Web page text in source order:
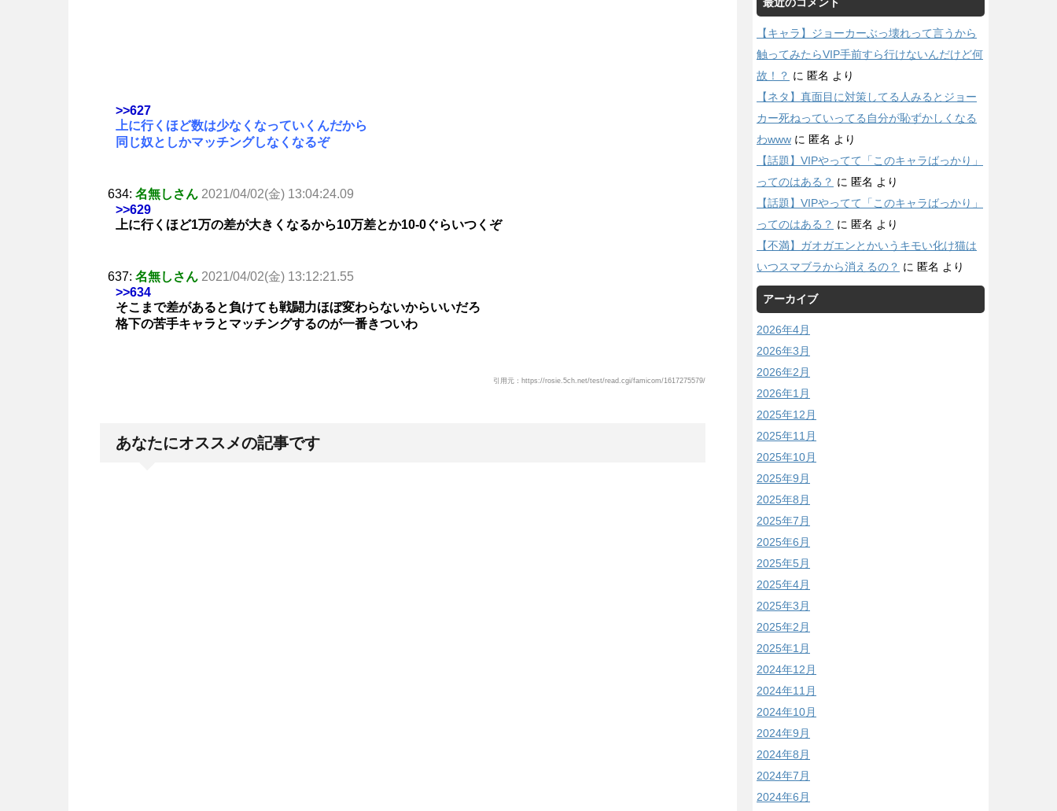
>>627
上に行くほど数は少なくなっていくんだから
同じ奴としかマッチングしなくなるぞ
634: 名無しさん 2021/04/02(金) 13:04:24.09
>>629
上に行くほど1万の差が大きくなるから10万差とか10-0ぐらいつくぞ
637: 名無しさん 2021/04/02(金) 13:12:21.55
>>634
そこまで差があると負けても戦闘力ほぼ変わらないからいいだろ
格下の苦手キャラとマッチングするのが一番きついわ
引用元：https://rosie.5ch.net/test/read.cgi/famicom/1617275579/
あなたにオススメの記事です
【キャラ】ジョーカーぶっ壊れって言うから
触ってみたらVIP手前すら行けないんだけど何
故！？ に 匿名 より
【ネタ】真面目に対策してる人みるとジョー
カー死ねっていってる自分が恥ずかしくなる
わwww に 匿名 より
【話題】VIPやってて「このキャラばっかり」
ってのはある？ に 匿名 より
【話題】VIPやってて「このキャラばっかり」
ってのはある？ に 匿名 より
【不満】ガオガエンとかいうキモい化け猫は
いつスマブラから消えるの？ に 匿名 より
アーカイブ
2026年4月
2026年3月
2026年2月
2026年1月
2025年12月
2025年11月
2025年10月
2025年9月
2025年8月
2025年7月
2025年6月
2025年5月
2025年4月
2025年3月
2025年2月
2025年1月
2024年12月
2024年11月
2024年10月
2024年9月
2024年8月
2024年7月
2024年6月